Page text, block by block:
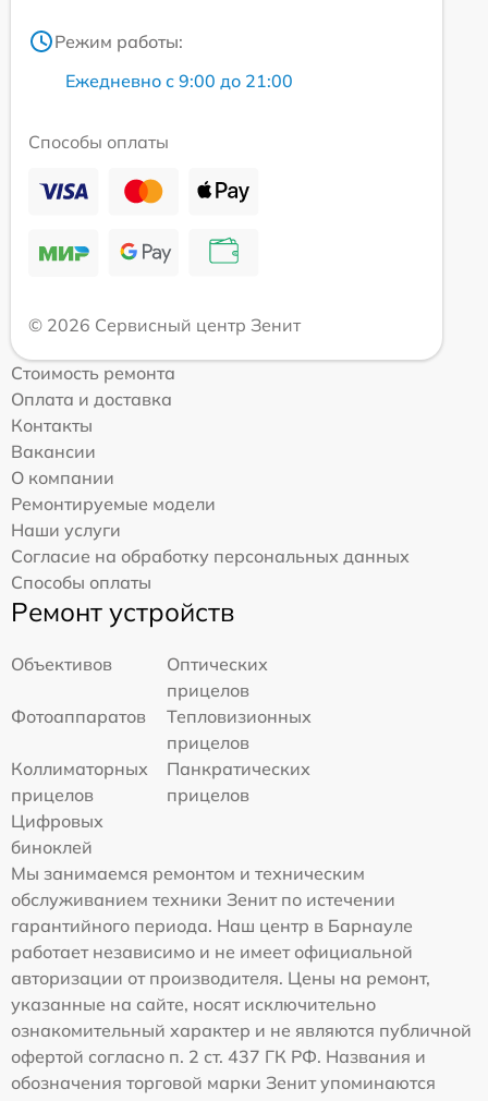
Режим работы:
Ежедневно с 9:00 до 21:00
Способы оплаты
© 2026 Сервисный центр Зенит
Стоимость ремонта
Оплата и доставка
Контакты
Вакансии
О компании
Ремонтируемые модели
Наши услуги
Согласие на обработку персональных данных
Способы оплаты
Ремонт устройств
Объективов
Оптических
прицелов
Фотоаппаратов
Тепловизионных
прицелов
Коллиматорных
прицелов
Панкратических
прицелов
Цифровых
биноклей
Мы занимаемся ремонтом и техническим
обслуживанием техники Зенит по истечении
гарантийного периода. Наш центр в Барнауле
работает независимо и не имеет официальной
авторизации от производителя. Цены на ремонт,
указанные на сайте, носят исключительно
ознакомительный характер и не являются публичной
офертой согласно п. 2 ст. 437 ГК РФ. Названия и
обозначения торговой марки Зенит упоминаются